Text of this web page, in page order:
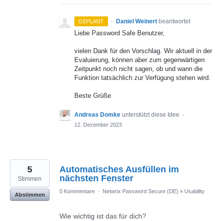
GEPLANT · Daniel Weinert beantwortet
Liebe Password Safe Benutzer,
vielen Dank für den Vorschlag. Wir aktuell in der
Evaluierung, können aber zum gegenwärtigen
Zeitpunkt noch nicht sagen, ob und wann die
Funktion tatsächlich zur Verfügung stehen wird.
Beste Grüße
Andreas Domke unterstützt diese Idee ·
12. Dezember 2023
Automatisches Ausfüllen im
nächsten Fenster
5
Stimmen
Abstimmen
0 Kommentare · Netwrix Password Secure (DE) » Usability
Wie wichtig ist das für dich?